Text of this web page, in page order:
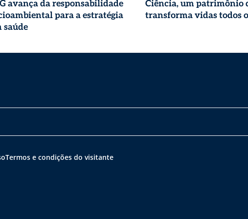
avança da responsabilidade
para a estratégia
saúde
Ciência, um patrimônio
transforma vidas todos
Termos e condições do visitante